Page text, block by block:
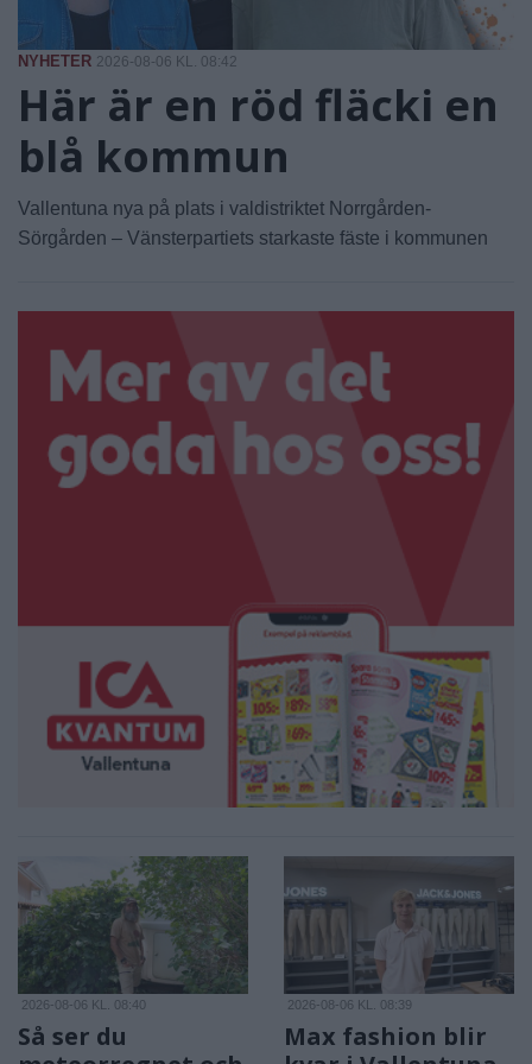
NYHETER 2026-08-06 KL. 08:42
Här är en röd fläcki en
blå kommun
Vallentuna nya på plats i valdistriktet Norrgården-
Sörgården – Vänsterpartiets starkaste fäste i kommunen
2026-08-06 KL. 08:40
Så ser du
2026-08-06 KL. 08:39
Max fashion blir